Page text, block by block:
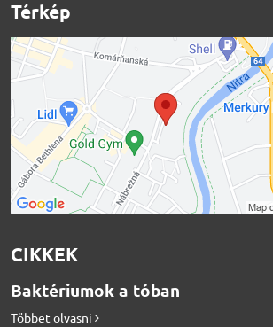
Térkép
CIKKEK
Baktériumok a tóban
Többet olvasni